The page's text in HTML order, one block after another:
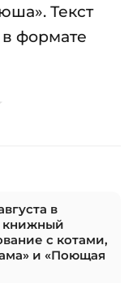
Текст
формате
в
книжный
с котами,
и «Поющая